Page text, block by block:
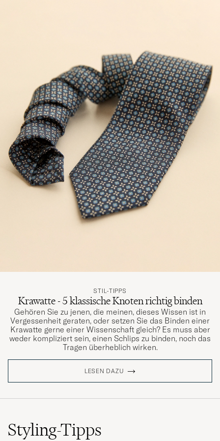
STIL-TIPPS
Krawatte - 5 klassische Knoten richtig binden
Gehören Sie zu jenen, die meinen, dieses Wissen ist in
Vergessenheit geraten, oder setzen Sie das Binden einer
Krawatte gerne einer Wissenschaft gleich? Es muss aber
weder kompliziert sein, einen Schlips zu binden, noch das
Tragen überheblich wirken.
LESEN DAZU
Styling-Tipps